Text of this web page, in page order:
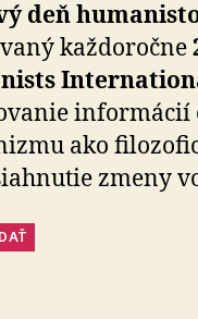
deň
každoročne
informácií
ako
zmeny